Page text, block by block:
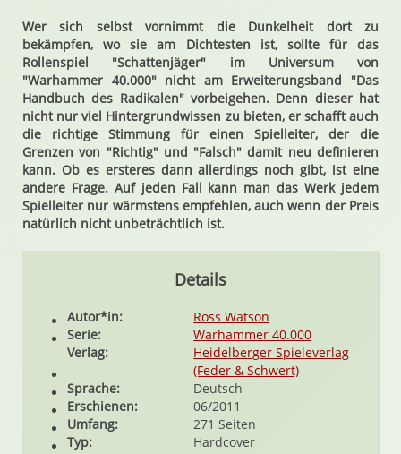
Wer sich selbst vornimmt die Dunkelheit dort zu
bekämpfen, wo sie am Dichtesten ist, sollte für das
Rollenspiel "Schattenjäger" im Universum von
"Warhammer 40.000" nicht am Erweiterungsband "Das
Handbuch des Radikalen" vorbeigehen. Denn dieser hat
nicht nur viel Hintergrundwissen zu bieten, er schafft auch
die richtige Stimmung für einen Spielleiter, der die
Grenzen von "Richtig" und "Falsch" damit neu definieren
kann. Ob es ersteres dann allerdings noch gibt, ist eine
andere Frage. Auf jeden Fall kann man das Werk jedem
Spielleiter nur wärmstens empfehlen, auch wenn der Preis
natürlich nicht unbeträchtlich ist.
Details
Autor*in:
Ross Watson
Serie:
Warhammer 40.000
Verlag:
Heidelberger Spieleverlag
(Feder & Schwert)
Sprache:
Deutsch
Erschienen:
06/2011
Umfang:
271 Seiten
Typ:
Hardcover